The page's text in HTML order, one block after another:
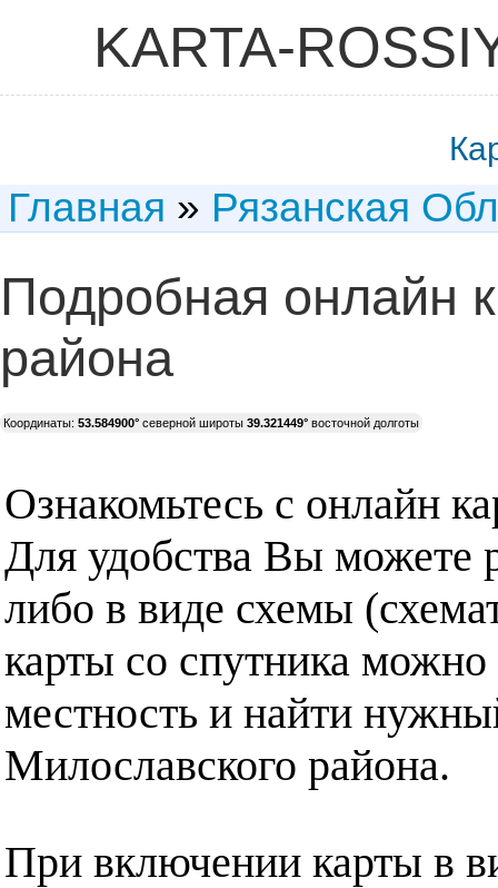
KARTA-
Главная » Рязанская
Подробная онлайн
района
Координаты: 53.584900° северной широты 39.321449° восточной долготы
Ознакомьтесь с онлайн
Для удобства Вы можете
либо в виде схемы
карты со спутника можно
местность и найти
Милославского района.
При включении карты в